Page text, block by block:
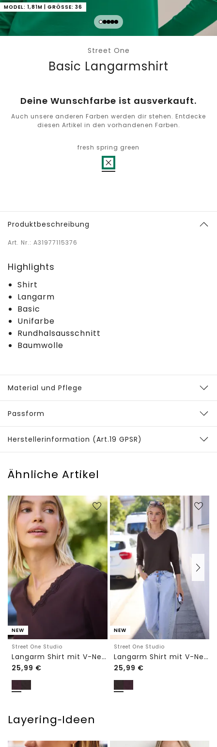
MODEL: 1,81M | GRÖSSE: 36
Street One
Basic Langarmshirt
Deine Wunschfarbe ist ausverkauft.
Auch unsere anderen Farben werden dir stehen. Entdecke
diesen Artikel in den vorhandenen Farben.
fresh spring green
Produktbeschreibung
Art. Nr.: A31977115376
Highlights
Shirt
Langarm
Basic
Unifarbe
Rundhalsausschnitt
Baumwolle
Material und Pflege
Passform
Herstellerinformation (Art.19 GPSR)
Ähnliche Artikel
NEW
Street One Studio
Langarm Shirt mit V-Neck und Spitze
25,99 €
NEW
Street One Studio
Langarm Shirt mit V-Neck und Spitze
25,99 €
Layering‑Ideen